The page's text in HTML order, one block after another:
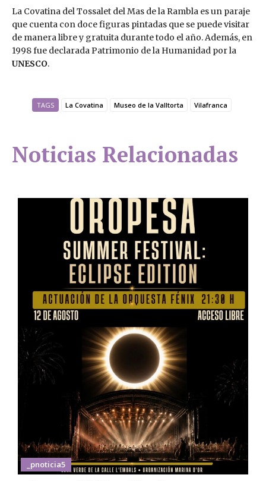
La Covatina del Tossalet del Mas de la Rambla es un paraje
que cuenta con doce figuras pintadas que se puede visitar
de manera libre y gratuita durante todo el año. Además, en
1998 fue declarada Patrimonio de la Humanidad por la
UNESCO.
TAGS La Covatina Museo de la Valltorta Vilafranca
Noticias Relacionadas
_pnoticia5